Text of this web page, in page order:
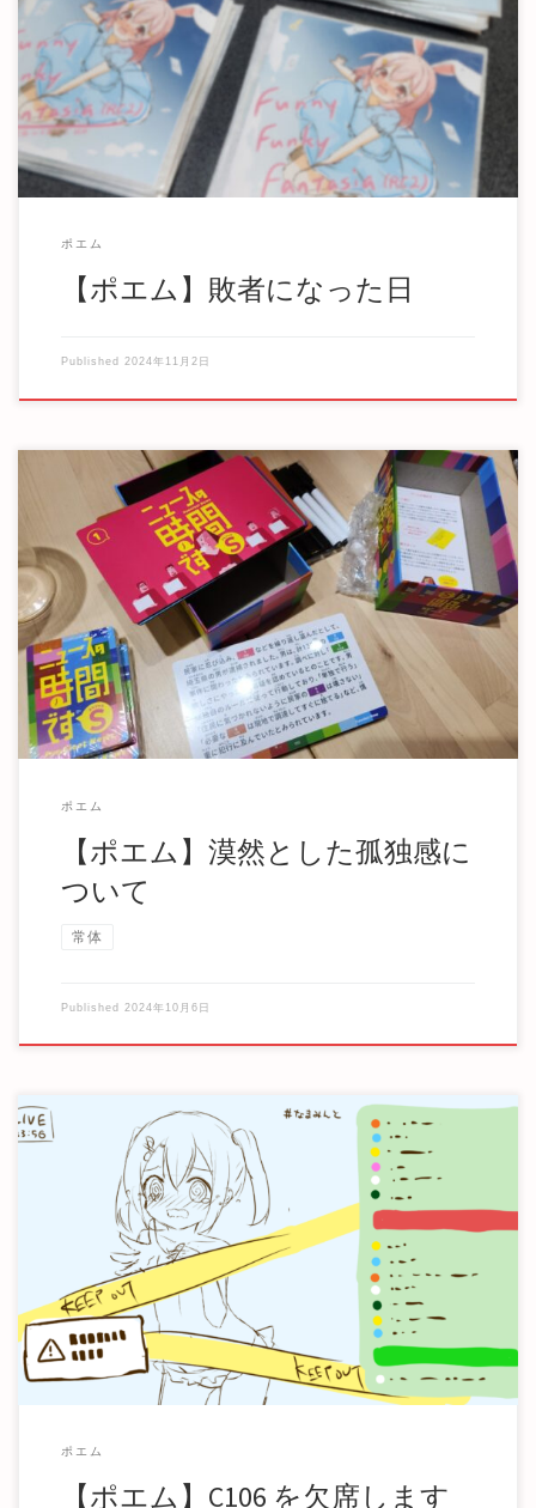
敗者になった日 なんで頑張れるのに頑張らなかったんだよ
なんで新作を出せるのに出さなかったんだよ 自 […]
ポエム
【ポエム】敗者になった日
Published 2024年11月2日
漠然とした孤独感について ※恥ずかしくなったら消します
今年の1月から5月にかけて、漠然とした孤独感 […]
ポエム
【ポエム】漠然とした孤独感に
ついて
常体
Published 2024年10月6日
C106 を欠席します 人は失敗から学ぶのであるからこそ、今
まさに反省をしなければならない。 ※恥ず […]
ポエム
【ポエム】C106 を欠席します